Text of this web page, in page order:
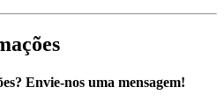
Envie-nos uma mensagem!